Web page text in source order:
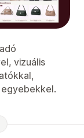
vizuális